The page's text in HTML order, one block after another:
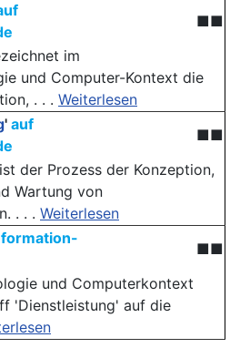
■■
im
und Computer-Kontext die
. . . Weiterlesen
' auf
■■
der Prozess der Konzeption,
Wartung von
. . . Weiterlesen
■■
und Computerkontext
'Dienstleistung' auf die